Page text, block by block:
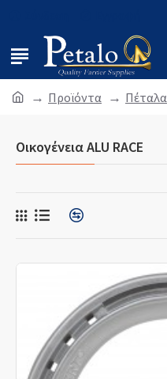
Προϊόντα Πέταλα
Οικογένεια ALU RACE